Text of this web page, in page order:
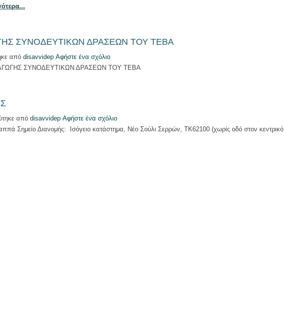
ΣΥΝΟΔΕΥΤΙΚΩΝ ΔΡΑΣΕΩΝ ΤΟΥ ΤΕΒΑ
απόdisavvidep Αφήστε ένα σχόλιο
ΣΥΝΟΔΕΥΤΙΚΩΝ ΔΡΑΣΕΩΝ ΤΟΥ ΤΕΒΑ
απόdisavvidep Αφήστε ένα σχόλιο
Σημείο Διανομής: Ισόγειο κατάστημα, Νέο Σούλι Σερρών, ΤΚ62100 (χωρίς οδό στον κεντρικό